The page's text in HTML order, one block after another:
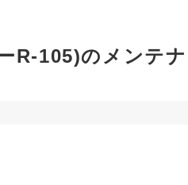
R-105)のメンテナ